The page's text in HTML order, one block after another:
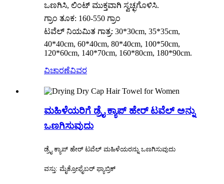
ಒಣಗಿಸಿ, ಲಿಂಟ್ ಮುಕ್ತವಾಗಿ ಸ್ವಚ್ಛಗೊಳಿಸಿ.
ಗ್ರಾಂ ತೂಕ: 160-550 ಗ್ರಾಂ
ಟವೆಲ್ ನಿಯಮಿತ ಗಾತ್ರ: 30*30cm, 35*35cm,
40*40cm, 60*40cm, 80*40cm, 100*50cm,
120*60cm, 140*70cm, 160*80cm, 180*90cm.
ವಿಚಾರಣೆವಿವರ
ಮಹಿಳೆಯರಿಗೆ ಡ್ರೈ ಕ್ಯಾಪ್ ಹೇರ್ ಟವೆಲ್ ಅನ್ನು
ಒಣಗಿಸುವುದು
ಡ್ರೈ ಕ್ಯಾಪ್ ಹೇರ್ ಟವೆಲ್ ಮಹಿಳೆಯರನ್ನು ಒಣಗಿಸುವುದು
ವಸ್ತು: ಮೈಕ್ರೋಫೈಬರ್ ಫ್ಯಾಬ್ರಿಕ್